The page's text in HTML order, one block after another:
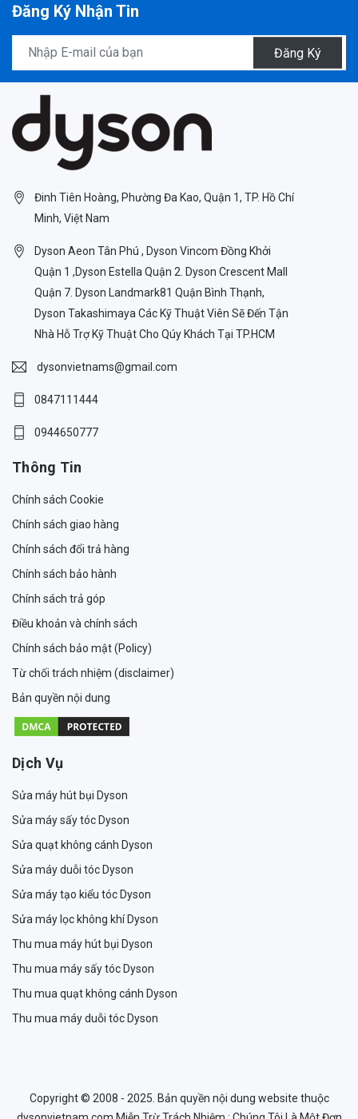
Đăng Ký Nhận Tin
Đăng Ký
Đinh Tiên Hoàng, Phường Đa Kao, Quận 1, TP. Hồ Chí
Minh, Việt Nam
Dyson Aeon Tân Phú , Dyson Vincom Đồng Khởi
Quận 1 ,Dyson Estella Quận 2. Dyson Crescent Mall
Quận 7. Dyson Landmark81 Quận Bình Thạnh,
Dyson Takashimaya Các Kỹ Thuật Viên Sẽ Đến Tận
Nhà Hỗ Trợ Kỹ Thuật Cho Qúy Khách Tại TP.HCM
dysonvietnams@gmail.com
0847111444
0944650777
Thông Tin
Chính sách Cookie
Chính sách giao hàng
Chính sách đổi trả hàng
Chính sách bảo hành
Chính sách trả góp
Điều khoản và chính sách
Chính sách bảo mật (Policy)
Từ chối trách nhiệm (disclaimer)
Bản quyền nội dung
Dịch Vụ
Sửa máy hút bụi Dyson
Sửa máy sấy tóc Dyson
Sửa quạt không cánh Dyson
Sửa máy duỗi tóc Dyson
Sửa máy tạo kiểu tóc Dyson
Sửa máy lọc không khí Dyson
Thu mua máy hút bụi Dyson
Thu mua máy sấy tóc Dyson
Thu mua quạt không cánh Dyson
Thu mua máy duỗi tóc Dyson
Copyright © 2008 - 2025. Bản quyền nội dung website thuộc